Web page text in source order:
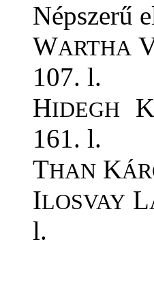
Népszerű
WARTHA
107. l.
HIDEGH K
161. l.
THAN K
ILOSVAY L
l.